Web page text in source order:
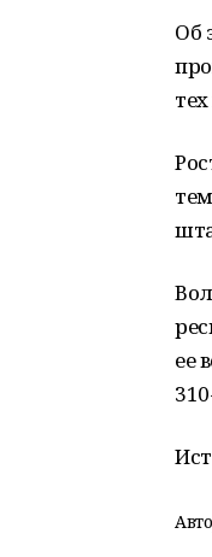
Об
ее